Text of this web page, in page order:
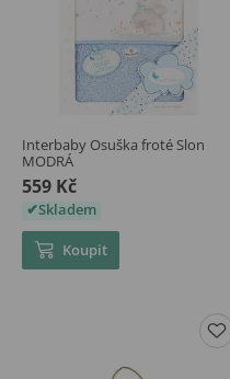
Interbaby Osuška froté Slon
MODRÁ
559 Kč
Skladem
Koupit